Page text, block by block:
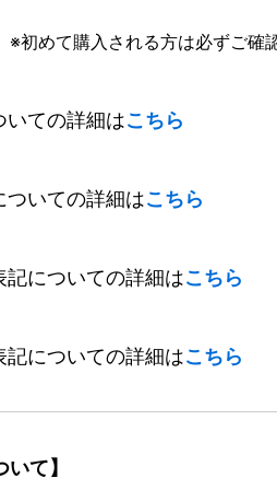
※初めて購入される方は必ずご確
ての詳細はこちら
いての詳細はこちら
についての詳細はこちら
についての詳細はこちら
て】